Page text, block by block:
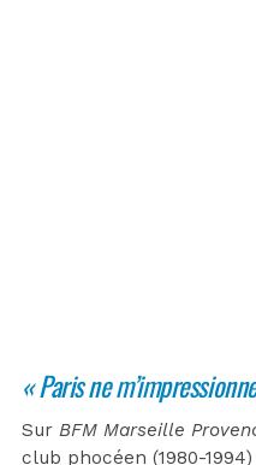
« Paris ne
Sur BFM Marseille
club phocéen (1980-